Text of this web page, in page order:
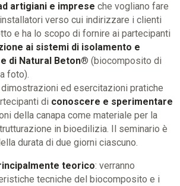
artigiani e imprese che vogliano fare
verso cui indirizzare i clienti
e ha lo scopo di fornire ai partecipanti
ai sistemi di isolamento e
di Natural Beton® (biocomposito di
foto).
dimostrazioni ed esercitazioni pratiche
di conoscere e sperimentare
della canapa come materiale per la
in bioedilizia. Il seminario è
durata di due giorni ciascuno.
teorico: verranno
tecniche del biocomposito e i